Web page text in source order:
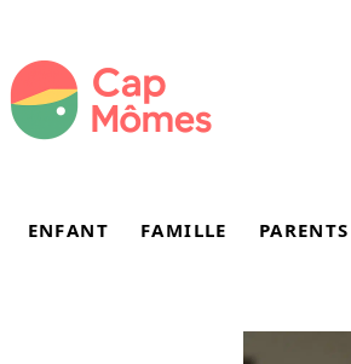
ENFANT FAMILLE PARENTS